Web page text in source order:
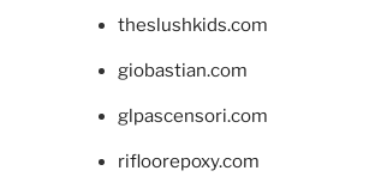
theslushkids.com
giobastian.com
glpascensori.com
rifloorepoxy.com